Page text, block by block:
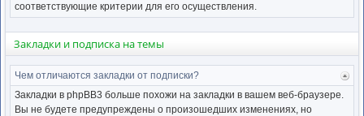
соответствующие критерии для его осуществления.
Закладки и подписка на темы
Чем отличаются закладки от подписки?
Закладки в phpBB3 больше похожи на закладки в вашем веб-браузере.
Вы не будете предупреждены о произошедших изменениях, но